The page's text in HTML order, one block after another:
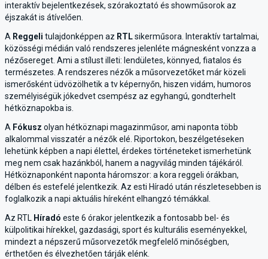
interaktív bejelentkezések, szórakoztató és showműsorok az
éjszakát is átívelően.
A Reggeli tulajdonképpen az RTLsikerműsora. Interaktív tartalmai,
közösségi médián való rendszeres jelenléte mágnesként vonzza a
nézősereget. Ami a stílust illeti: lendületes, könnyed, fiatalos és
természetes. A rendszeres nézők a műsorvezetőket már közeli
ismerősként üdvözölhetik a tv képernyőn, hiszen vidám, humoros
személyiségük jókedvet csempész az egyhangú, gondterhelt
hétköznapokba is.
A Fókusz olyan hétköznapi magazinműsor, ami naponta több
alkalommal visszatér a nézők elé. Riportokon, beszélgetéseken
lehetünk képben a napi élettel, érdekes történeteket ismerhetünk
meg nem csak hazánkból, hanem a nagyvilág minden tájékáról.
Hétköznaponként naponta háromszor: a kora reggeli órákban,
délben és estefelé jelentkezik. Az esti Híradó után részletesebben is
foglalkozik a napi aktuális híreként elhangzó témákkal.
Az RTL Híradó este 6 órakor jelentkezik a fontosabb bel- és
külpolitikai hírekkel, gazdasági, sport és kulturális eseményekkel,
mindezt a népszerű műsorvezetők megfelelő minőségben,
érthetően és élvezhetően tárják elénk.